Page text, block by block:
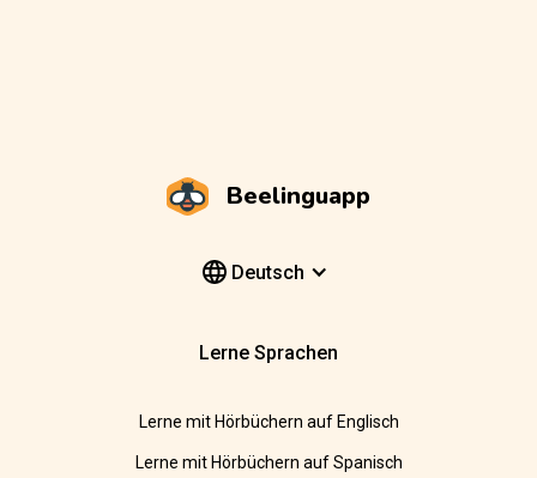
Beelinguapp
Deutsch
Lerne Sprachen
Lerne mit Hörbüchern auf Englisch
Lerne mit Hörbüchern auf Spanisch